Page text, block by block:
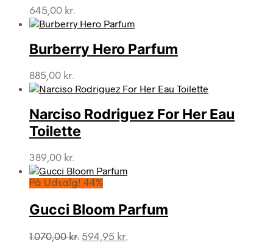
645,00 kr.
Burberry Hero Parfum
885,00 kr.
Narciso Rodriguez For Her Eau
Toilette
389,00 kr.
På Udsalg! 44%
Gucci Bloom Parfum
1.070,00kr. Den
594,95 kr.